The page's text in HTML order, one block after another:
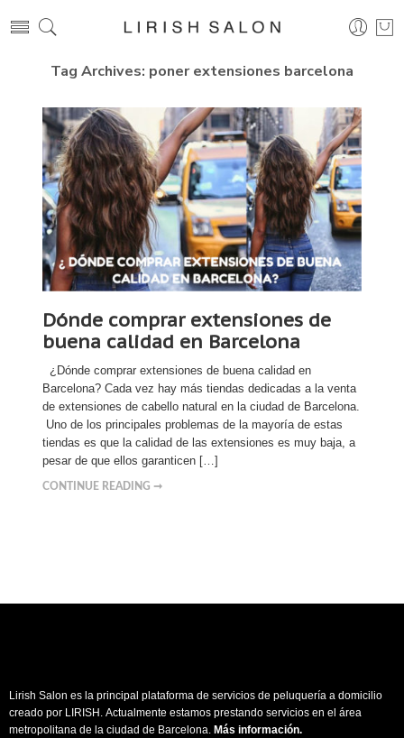
Tag Archives: poner extensiones barcelona
Dónde comprar extensiones de
buena calidad en Barcelona
¿Dónde comprar extensiones de buena calidad en
Barcelona? Cada vez hay más tiendas dedicadas a la venta
de extensiones de cabello natural en la ciudad de Barcelona.
Uno de los principales problemas de la mayoría de estas
tiendas es que la calidad de las extensiones es muy baja, a
pesar de que ellos garanticen […]
CONTINUE READING ➞
Lirish Salon es la principal plataforma de servicios de peluquería a domicilio
creado por LIRISH. Actualmente estamos prestando servicios en el área
metropolitana de la ciudad de Barcelona. Más información.